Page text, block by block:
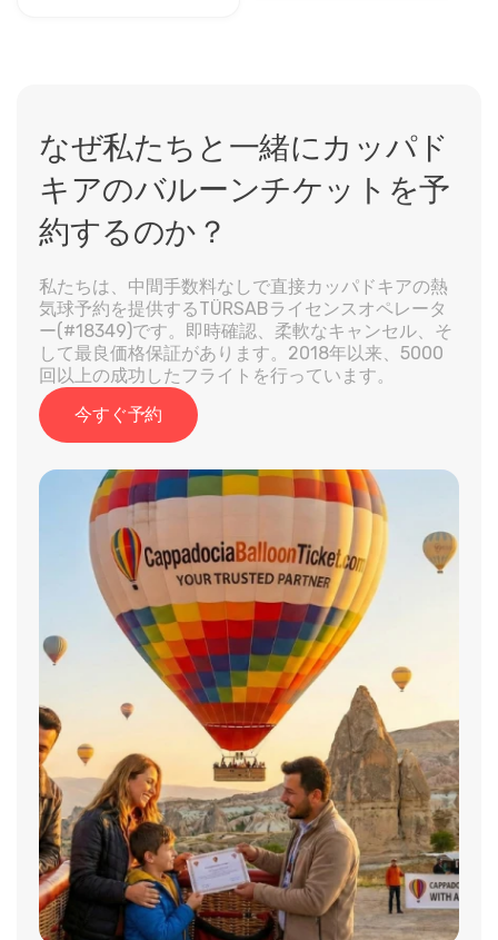
なぜ私たちと一緒にカッパド
キアのバルーンチケットを予
約するのか？
私たちは、中間手数料なしで直接カッパドキアの熱
気球予約を提供するTÜRSABライセンスオペレータ
ー(#18349)です。即時確認、柔軟なキャンセル、そ
して最良価格保証があります。2018年以来、5000
回以上の成功したフライトを行っています。
今すぐ予約